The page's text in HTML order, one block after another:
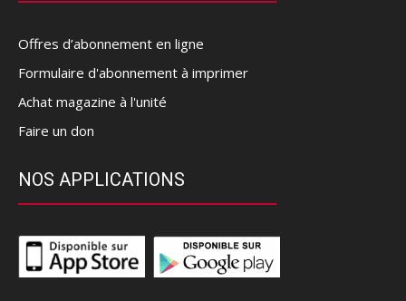
Offres d’abonnement en ligne
Formulaire d'abonnement à imprimer
Achat magazine à l'unité
Faire un don
NOS APPLICATIONS